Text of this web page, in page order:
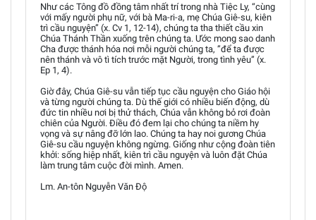
Như các Tông đồ đồng tâm nhất trí trong nhà Tiệc Ly, “cùng
với mấy người phụ nữ, với bà Ma-ri-a, mẹ Chúa Giê-su, kiên
trì cầu nguyện” (x. Cv 1, 12-14), chúng ta tha thiết cầu xin
Chúa Thánh Thần xuống trên chúng ta. Ước mong sao danh
Cha được thánh hóa nơi mỗi người chúng ta, ”để ta được
nên thánh và vô tì tích trước mặt Người, trong tình yêu” (x.
Ep 1, 4).
Giờ đây, Chúa Giê-su vẫn tiếp tục cầu nguyện cho Giáo hội
và từng người chúng ta. Dù thế giới có nhiều biến động, dù
đức tin nhiều nơi bị thử thách, Chúa vẫn không bỏ rơi đoàn
chiên của Người. Điều đó đem lại cho chúng ta niềm hy
vọng và sự nâng đỡ lớn lao. Chúng ta hay noi gương Chúa
Giê-su cầu nguyện không ngừng. Giống như cộng đoàn tiên
khởi: sống hiệp nhất, kiên trì cầu nguyện và luôn đặt Chúa
làm trung tâm cuộc đời mình. Amen.
Lm. An-tôn Nguyễn Văn Độ